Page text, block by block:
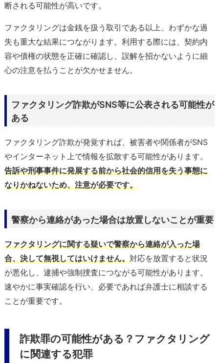
断される可能性が高いです。
ファクタリングは金銭を扱う取引である以上、わずかな過
失も重大な結果につながります。利用する際には、契約内
容や債権の状態を正確に確認し、誤解を招かないように細
心の注意を払うことが欠かせません。
ファクタリング詐欺がSNS等に公表される可能性が
ある
ファクタリング詐欺が発覚すれば、被害者や関係者がSNS
やインターネット上で情報を拡散する可能性があります。
告訴や刑事事件に発展する前から社会的信用を失う事態に
なりかねないため、注意が必要です。
警察から連絡があった場合は放置しないことが重要
ファクタリングに関する疑いで警察から連絡が入った場
合、決して無視してはいけません。対応を放置すると状況
が悪化し、逮捕や強制捜査につながる可能性があります。
速やかに事実確認を行い、必要であれば弁護士に相談する
ことが重要です。
詐欺罪の可能性がある？ファクタリング
に関連する犯罪